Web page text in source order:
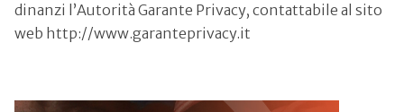
dinanzi l’Autorità Garante Privacy, contattabile al sito
web http://www.garanteprivacy.it